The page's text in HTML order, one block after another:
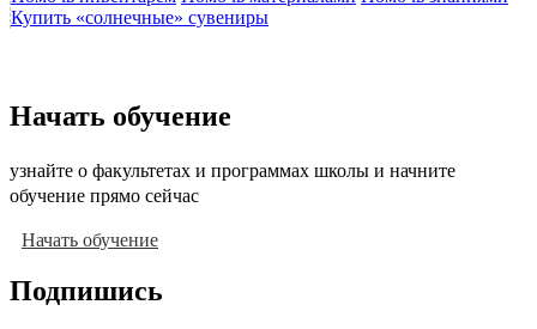
Купить «солнечные» сувениры
Начать обучение
узнайте о факультетах и программах школы и начните
обучение прямо сейчас
Начать обучение
Подпишись